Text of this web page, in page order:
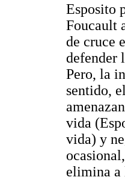
Esposito
Foucault
de cruce
defender
Pero, la
sentido,
vida
vida) y
elimina a